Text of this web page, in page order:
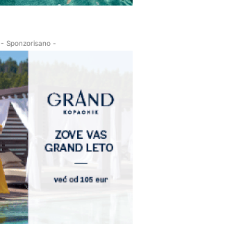
- Sponzorisano -